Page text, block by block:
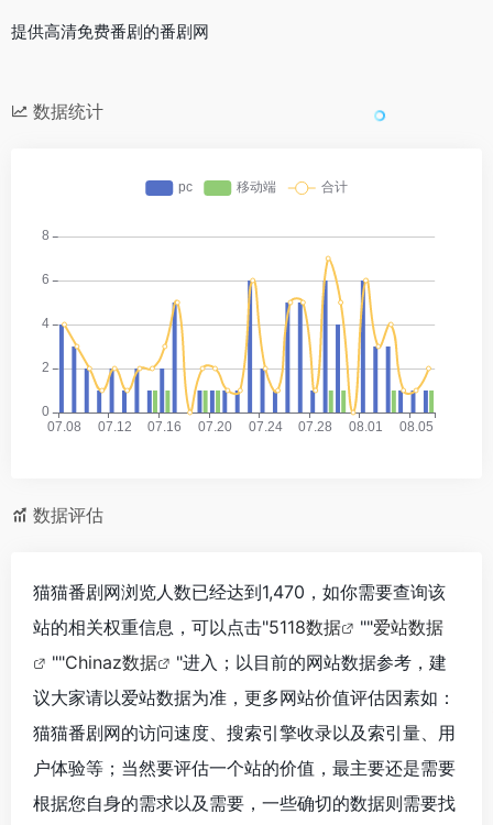
提供高清免费番剧的番剧网
数据统计
数据评估
猫猫番剧网浏览人数已经达到1,470，如你需要查询该
站的相关权重信息，可以点击"5118数据 ""爱站数据
""Chinaz数据
"进入；以目前的网站数据参考，建
议大家请以爱站数据为准，更多网站价值评估因素如：
猫猫番剧网的访问速度、搜索引擎收录以及索引量、用
户体验等；当然要评估一个站的价值，最主要还是需要
根据您自身的需求以及需要，一些确切的数据则需要找